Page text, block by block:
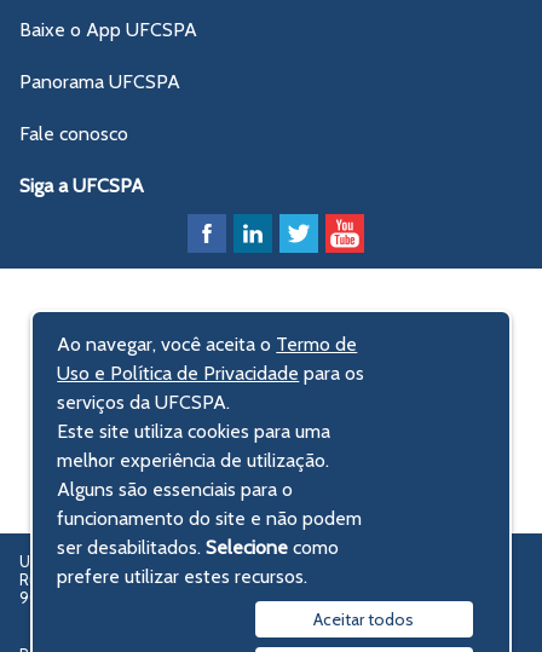
Baixe o App UFCSPA
Panorama UFCSPA
Fale conosco
Siga a UFCSPA
UFCSPA – Universidade Federal de Ciências da Saúde de Porto Alegre
Rua Sarmento Leite, 245 - Centro Histórico
90050-170 Porto Alegre, RS, Brasil
Ao navegar, você aceita o Termo de
Uso e Política de Privacidade para os
serviços da UFCSPA.
Este site utiliza cookies para uma
melhor experiência de utilização.
Alguns são essenciais para o
funcionamento do site e não podem
ser desabilitados.Selecionecomo
prefere utilizar estes recursos.
Aceitar todos